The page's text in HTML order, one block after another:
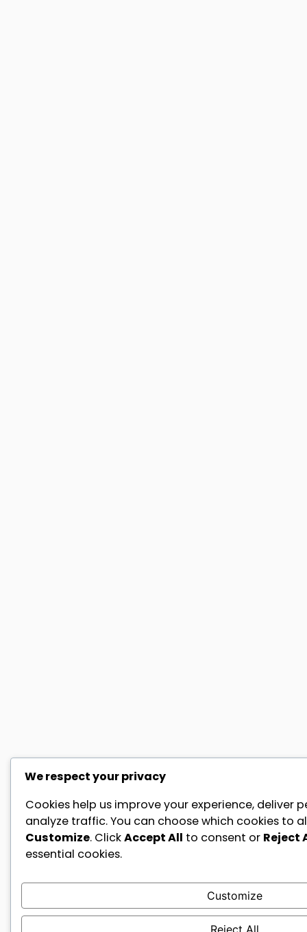
We respect your privacy
Cookies help us improve your experience, deliver
analyze traffic. You can choose which cookies to
Customize. ClickAccept All to consent or Reject
essential cookies.
Customize
Reject All